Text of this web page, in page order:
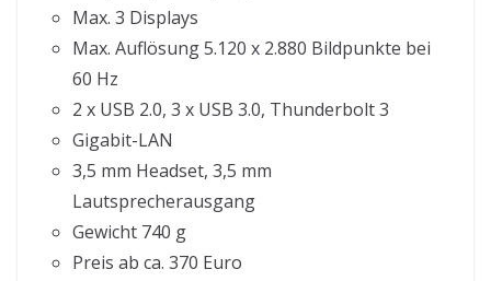
Max. 3 Displays
Max. Auflösung 5.120 x 2.880 Bildpunkte bei
60 Hz
2 x USB 2.0, 3 x USB 3.0, Thunderbolt 3
Gigabit-LAN
3,5 mm Headset, 3,5 mm
Lautsprecherausgang
Gewicht 740 g
Preis ab ca. 370 Euro